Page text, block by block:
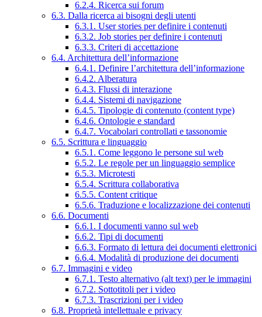
6.2.4. Ricerca sui forum
6.3. Dalla ricerca ai bisogni degli utenti
6.3.1. User stories per definire i contenuti
6.3.2. Job stories per definire i contenuti
6.3.3. Criteri di accettazione
6.4. Architettura dell’informazione
6.4.1. Definire l’architettura dell’informazione
6.4.2. Alberatura
6.4.3. Flussi di interazione
6.4.4. Sistemi di navigazione
6.4.5. Tipologie di contenuto (content type)
6.4.6. Ontologie e standard
6.4.7. Vocabolari controllati e tassonomie
6.5. Scrittura e linguaggio
6.5.1. Come leggono le persone sul web
6.5.2. Le regole per un linguaggio semplice
6.5.3. Microtesti
6.5.4. Scrittura collaborativa
6.5.5. Content critique
6.5.6. Traduzione e localizzazione dei contenuti
6.6. Documenti
6.6.1. I documenti vanno sul web
6.6.2. Tipi di documenti
6.6.3. Formato di lettura dei documenti elettronici
6.6.4. Modalità di produzione dei documenti
6.7. Immagini e video
6.7.1. Testo alternativo (alt text) per le immagini
6.7.2. Sottotitoli per i video
6.7.3. Trascrizioni per i video
6.8. Proprietà intellettuale e privacy